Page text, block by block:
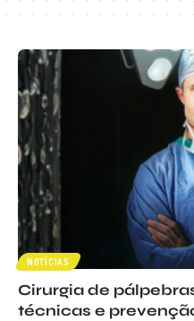
NOTÍCIAS
Cirurgia de
técnicas e